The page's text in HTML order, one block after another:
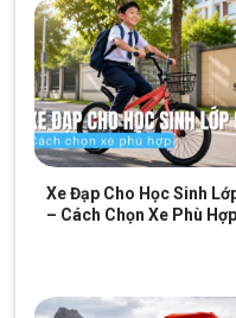
đó mà
Xe Đạp Cho Học Sinh
– Cách Chọn Xe Phù Hợp